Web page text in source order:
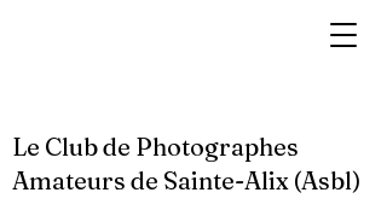
Le Club de Photographes
Amateurs de Sainte-Alix (Asbl)